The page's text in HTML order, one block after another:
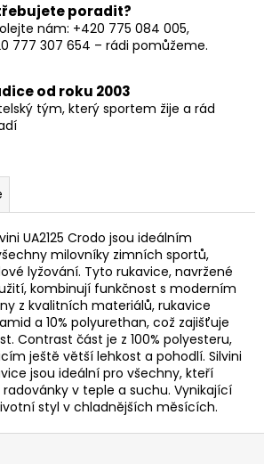
poradit?
nám: +420 775 084 005,
777 307 654 – rádi pomůžeme.
od roku 2003
tým, který sportem žije a rád
UA2125 Crodo jsou ideálním
milovníky zimních sportů,
lyžování. Tyto rukavice, navržené
kombinují funkčnost s moderním
z kvalitních materiálů, rukavice
a 10% polyurethan, což zajišťuje
Contrast část je z 100% polyesteru,
ještě větší lehkost a pohodlí. Silvini
jsou ideální pro všechny, kteří
v teple a suchu. Vynikající
styl v chladnějších měsících.